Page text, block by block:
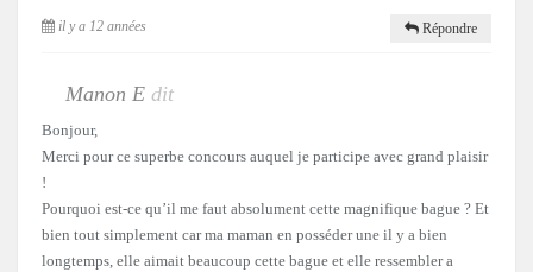
il y a 12 années Répondre
Manon E dit
Bonjour,
Merci pour ce superbe concours auquel je participe avec grand plaisir
!
Pourquoi est-ce qu’il me faut absolument cette magnifique bague ? Et
bien tout simplement car ma maman en posséder une il y a bien
longtemps, elle aimait beaucoup cette bague et elle ressembler a